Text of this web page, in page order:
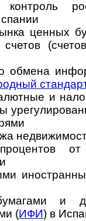
ценных
счетов
обмена
и
и
(ИФИ) в